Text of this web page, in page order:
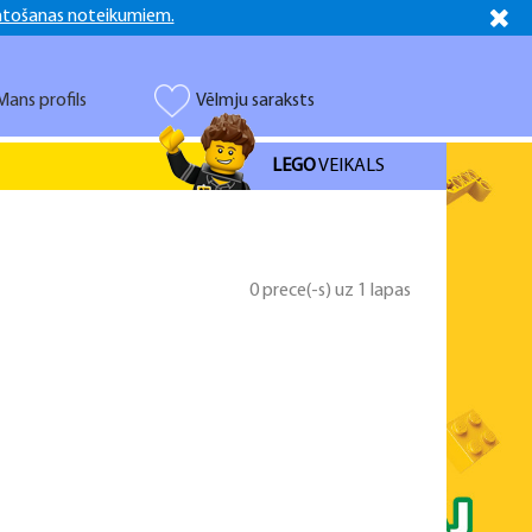
noteikumiem.
Vēlmju saraksts
profils
LEGOVEIKALS
0 prece(-s) uz 1 lapas